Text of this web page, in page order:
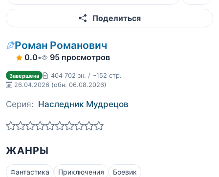
Поделиться
Роман Романович
0.0• 95 просмотров
Завершена
404 702 зн. / ~152 стр.
26.04.2026 (обн. 06.08.2026)
Серия: Наследник Мудрецов
ЖАНРЫ
Фантастика Приключения
Боевик